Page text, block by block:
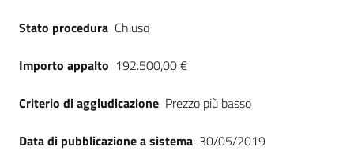
Stato procedura Chiuso
Importo appalto 192.500,00 €
Criterio di aggiudicazione Prezzo più basso
Data di pubblicazione a sistema 30/05/2019